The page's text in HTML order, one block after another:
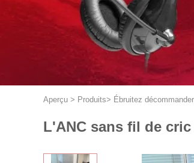
Aperçu > Produits> Ébruitez
L'ANC sans fil de